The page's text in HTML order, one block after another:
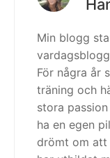
Min blogg
För några år
träning och
stora
ha en egen
drömt om att